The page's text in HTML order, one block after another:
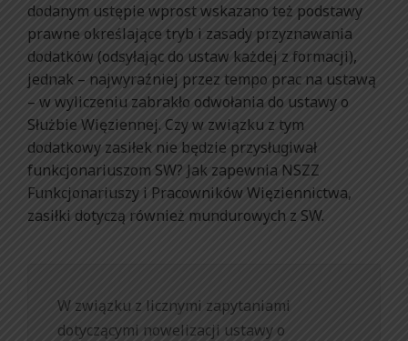
dodanym ustępie wprost wskazano też podstawy
prawne określające tryb i zasady przyznawania
dodatków (odsyłając do ustaw każdej z formacji),
jednak – najwyraźniej przez tempo prac na ustawą
– w wyliczeniu zabrakło odwołania do ustawy o
Służbie Więziennej. Czy w związku z tym
dodatkowy zasiłek nie będzie przysługiwał
funkcjonariuszom SW? Jak zapewnia NSZZ
Funkcjonariuszy i Pracowników Więziennictwa,
zasiłki dotyczą również mundurowych z SW.
W związku z licznymi zapytaniami
dotyczącymi nowelizacji ustawy o